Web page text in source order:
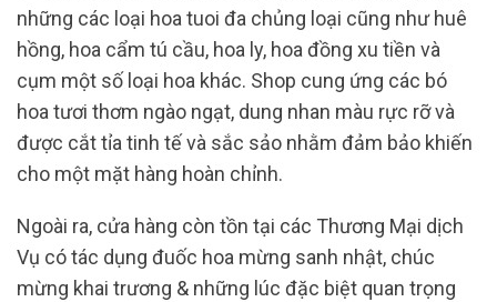
những các loại hoa tuoi đa chủng loại cũng như huê
hồng, hoa cẩm tú cầu, hoa ly, hoa đồng xu tiền và
cụm một số loại hoa khác. Shop cung ứng các bó
hoa tươi thơm ngào ngạt, dung nhan màu rực rỡ và
được cắt tỉa tinh tế và sắc sảo nhằm đảm bảo khiến
cho một mặt hàng hoàn chỉnh.
Ngoài ra, cửa hàng còn tồn tại các Thương Mại dịch
Vụ có tác dụng đuốc hoa mừng sanh nhật, chúc
mừng khai trương & những lúc đặc biệt quan trọng